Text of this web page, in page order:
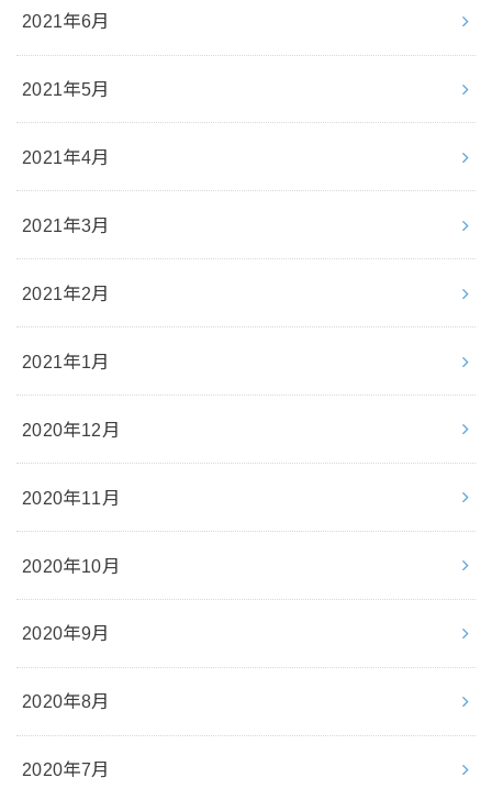
2021年6月
2021年5月
2021年4月
2021年3月
2021年2月
2021年1月
2020年12月
2020年11月
2020年10月
2020年9月
2020年8月
2020年7月